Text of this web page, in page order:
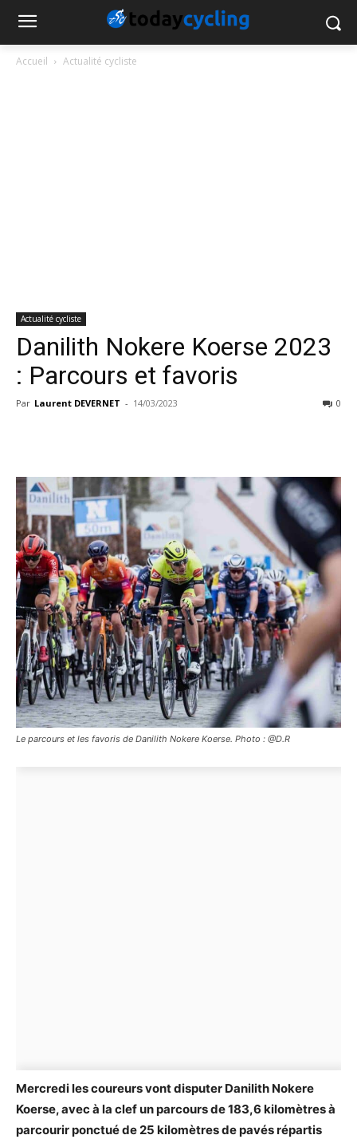
Accueil Actualité cycliste
Actualité cycliste
Danilith Nokere Koerse 2023
: Parcours et favoris
Par Laurent DEVERNET - 14/03/2023 0
Le parcours et les favoris de Danilith Nokere Koerse. Photo : @D.R
Mercredi les coureurs vont disputer Danilith Nokere
Koerse, avec à la clef un parcours de 183,6 kilomètres à
parcourir ponctué de 25 kilomètres de pavés répartis